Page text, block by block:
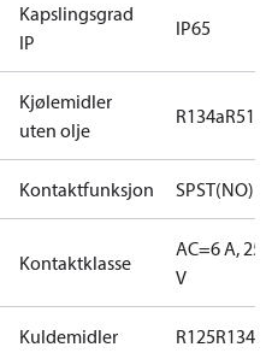
Kapslingsgrad
IP
IP65
Kjølemidler
uten olje
R134aR513A
Kontaktfunksjon SPST(NO)
Kontaktklasse
AC=6 A, 250
V
Kuldemidler R125R134a